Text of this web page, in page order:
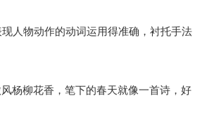
人物动作的动词运用得准确，衬托手法
杨柳花香，笔下的春天就像一首诗，好